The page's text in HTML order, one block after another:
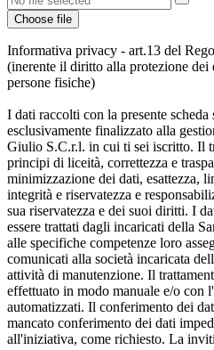
Choose file
Informativa privacy - art.13 del
(inerente il diritto alla protezione dei
persone fisiche)
I dati raccolti con la presente
esclusivamente finalizzato alla
Giulio S.C.r.l. in cui ti sei iscritto. Il
principi di liceità, correttezza e
minimizzazione dei dati, esattezza,
integrità e riservatezza e
sua riservatezza e dei suoi diritti. I
essere trattati dagli incaricati della
alle specifiche competenze loro
comunicati alla società incaricata
attività di manutenzione. Il
effettuato in modo manuale e/o con
automatizzati. Il conferimento dei
mancato conferimento dei dati
all'iniziativa, come richiesto. La